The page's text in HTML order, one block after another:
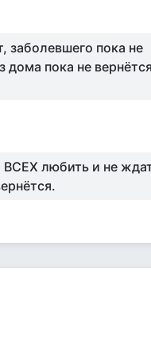
заболевшего пока не
пока не
любить и не